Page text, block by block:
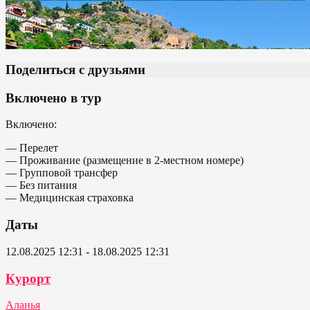
Поделиться с друзьями
Включено в тур
Включено:
— Перелет
— Проживание (размещение в 2-местном номере)
— Групповой трансфер
— Без питания
— Медицинская страховка
Даты
12.08.2025 12:31 - 18.08.2025 12:31
Курорт
Аланья